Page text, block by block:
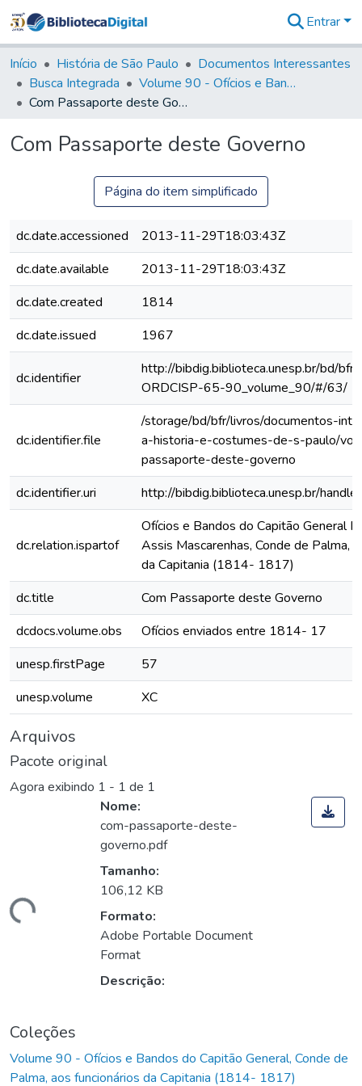
&
Coleções
Tudo na
Biblioteca
Estatísticas
Entrar
Início História de São Paulo
Documentos Interessantes
Busca Integrada
Volume 90 - Ofícios e Bandos do Capitão General, Conde de Palma, aos funcionários da Capitania (1814- 1817)
Com Passaporte deste Governo
Com Passaporte deste Governo
Página do item simplificado
dc.date.accessioned
2013-11-29T18:03:43Z
dc.date.available
2013-11-29T18:03:43Z
dc.date.created
1814
dc.date.issued
1967
dc.identifier
http://bibdig.biblioteca.unesp.br/bd/
ORDCISP-65-90_volume_90/#/63/
dc.identifier.file
/storage/bd/bfr/livros/documentos-
a-historia-e-costumes-de-s-paulo/
passaporte-deste-governo
dc.identifier.uri
http://bibdig.biblioteca.unesp.br/
dc.relation.ispartof
Ofícios e Bandos do Capitão General
Assis Mascarenhas, Conde de Palma,
da Capitania (1814- 1817)
dc.title
Com Passaporte deste Governo
dcdocs.volume.obs
Ofícios enviados entre 1814- 17
unesp.firstPage
57
unesp.volume
XC
Arquivos
Pacote original
Agora exibindo 1 - 1 de 1
Nome:
com-passaporte-deste-
governo.pdf
Tamanho:
106,12 KB
Formato:
Adobe Portable Document
Format
Descrição:
Coleções
Volume 90 - Ofícios e Bandos do Capitão General, Conde de
Palma, aos funcionários da Capitania (1814- 1817)